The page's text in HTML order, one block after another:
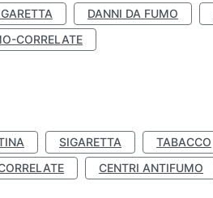
DANNI DA FUMO
CORRELATE
SIGARETTA
TABACCO
CENTRI ANTIFUMO